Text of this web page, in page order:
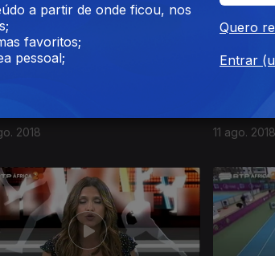
2018 11 ago. 2018
a partir de onde ficou, nos
favoritos;
pessoal;
Quero
Entrar